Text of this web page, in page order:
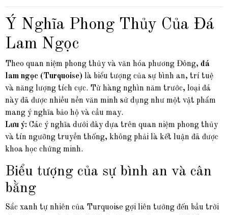
Ý Nghĩa Phong Thủy Của Đá
Lam Ngọc
Theo quan niệm phong thủy và văn hóa phương Đông, đá
lam ngọc (Turquoise) là biểu tượng của sự bình an, trí tuệ
và năng lượng tích cực. Từ hàng nghìn năm trước, loại đá
này đã được nhiều nền văn minh sử dụng như một vật phẩm
mang ý nghĩa bảo hộ và cầu may.
Lưu ý: Các ý nghĩa dưới đây dựa trên quan niệm phong thủy
và tín ngưỡng truyền thống, không phải là kết luận đã được
khoa học chứng minh.
Biểu tượng của sự bình an và cân
bằng
Sắc xanh tự nhiên của Turquoise gợi liên tưởng đến bầu trời